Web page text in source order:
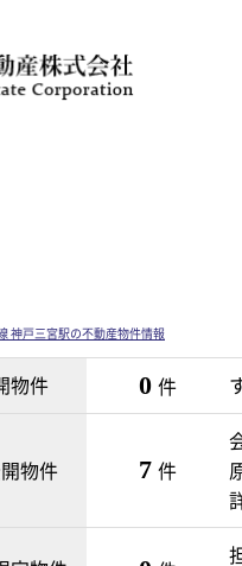
神戸三宮駅の不動産物件情報
物件 0 件
物件 7 件